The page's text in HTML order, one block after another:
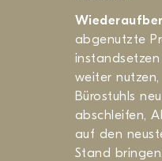
abgenutzte
weiter nutzen,
Bürostuhls
abschleifen,
auf den
Stand bringen.